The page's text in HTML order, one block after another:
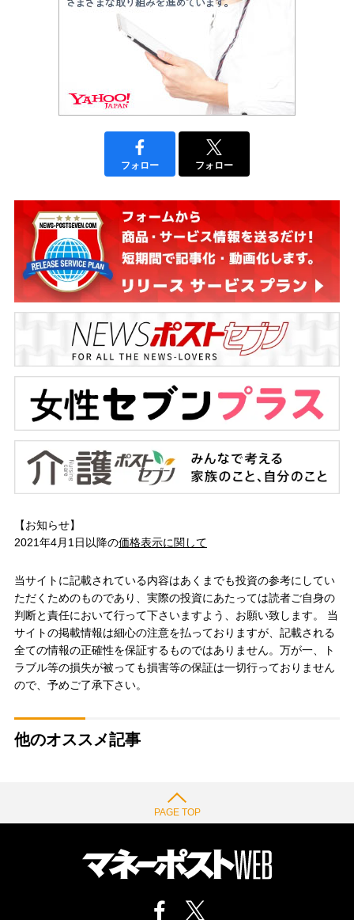
フォロー フォロー
【お知らせ】
2021年4月1日以降の価格表示に関して
当サイトに記載されている内容はあくまでも投資の参考にしてい
ただくためのものであり、実際の投資にあたっては読者ご自身の
判断と責任において行って下さいますよう、お願い致します。 当
サイトの掲載情報は細心の注意を払っておりますが、記載される
全ての情報の正確性を保証するものではありません。万が一、ト
ラブル等の損失が被っても損害等の保証は一切行っておりません
ので、予めご了承下さい。
他のオススメ記事
PAGE TOP